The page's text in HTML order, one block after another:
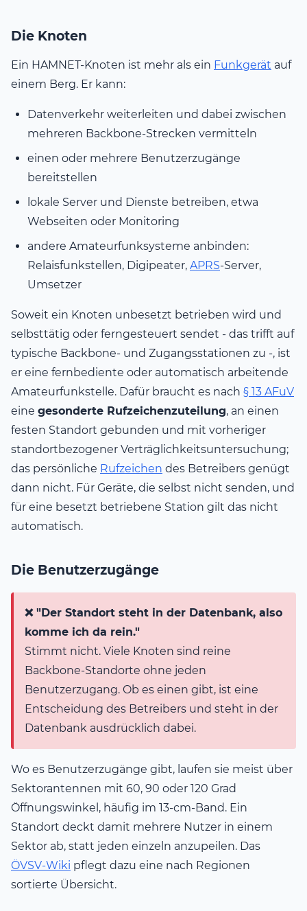
Die Knoten
Ein HAMNET-Knoten ist mehr als ein Funkgerät auf
einem Berg. Er kann:
Datenverkehr weiterleiten und dabei zwischen
mehreren Backbone-Strecken vermitteln
einen oder mehrere Benutzerzugänge
bereitstellen
lokale Server und Dienste betreiben, etwa
Webseiten oder Monitoring
andere Amateurfunksysteme anbinden:
Relaisfunkstellen, Digipeater, APRS-Server,
Umsetzer
Soweit ein Knoten unbesetzt betrieben wird und
selbsttätig oder ferngesteuert sendet - das trifft auf
typische Backbone- und Zugangsstationen zu -, ist
er eine fernbediente oder automatisch arbeitende
Amateurfunkstelle. Dafür braucht es nach § 13 AFuV
eine gesonderte Rufzeichenzuteilung, an einen
festen Standort gebunden und mit vorheriger
standortbezogener Verträglichkeitsuntersuchung;
das persönliche Rufzeichen des Betreibers genügt
dann nicht. Für Geräte, die selbst nicht senden, und
für eine besetzt betriebene Station gilt das nicht
automatisch.
Die Benutzerzugänge
❌ "Der Standort steht in der Datenbank, also
komme ich da rein."
Stimmt nicht. Viele Knoten sind reine
Backbone-Standorte ohne jeden
Benutzerzugang. Ob es einen gibt, ist eine
Entscheidung des Betreibers und steht in der
Datenbank ausdrücklich dabei.
Wo es Benutzerzugänge gibt, laufen sie meist über
Sektorantennen mit 60, 90 oder 120 Grad
Öffnungswinkel, häufig im 13-cm-Band. Ein
Standort deckt damit mehrere Nutzer in einem
Sektor ab, statt jeden einzeln anzupeilen. Das
ÖVSV-Wiki pflegt dazu eine nach Regionen
sortierte Übersicht.